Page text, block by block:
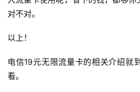
识
热
文
章
对不对。
以上！
电信19元无限流量卡的相关介绍就
看。